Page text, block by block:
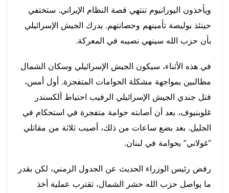
ويأخذون اليورانيوم تنتهي قصة النظام الإيراني. ستختفي
حينئذ بوليصة تأمينهم وحصانتهم. يدرك الجيش الإسرائيلي
بأن حزب الله سينهي نصيبه في المعركة.
في هذه الأثناء، سيكون الجيش الإسرائيلي وسكان الشمال
مطالبين بمواجهة مشكلة الحوامات المتفجرة. أول أمس،
قتل جندي الجيش الإسرائيلي الرقيب احتياط ألكسندر
غلوبنيوف، بعد أن أصابته حوامة متفجرة في استحكام في
الجليل. بعد بضع ساعات من ذلك، أصيب ثلاثة من مقاتلي
“غولاني” بحوامة في لبنان.
رفض رئيس الوزراء الحديث عن الجدول الزمني، لكن بقدر
ما يواصل حزب الله حشر الشمال، تقترب عملية أخذ